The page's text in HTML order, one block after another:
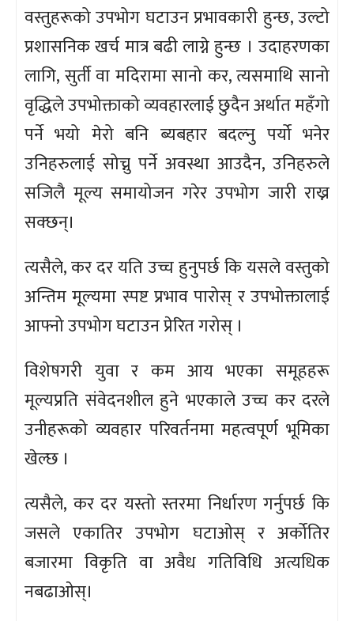
वस्तुहरूको उपभोग घटाउन प्रभावकारी हुन्छ, उल्टो
प्रशासनिक खर्च मात्र बढी लाग्ने हुन्छ । उदाहरणका
लागि, सुर्ती वा मदिरामा सानो कर, त्यसमाथि सानो
वृद्धिले उपभोक्ताको व्यवहारलाई छुदैन अर्थात महँगो
पर्ने भयो मेरो बनि ब्यबहार बदल्नु पर्यो भनेर
उनिहरुलाई सोच्नु पर्ने अवस्था आउदैन, उनिहरुले
सजिलै मूल्य समायोजन गरेर उपभोग जारी राख्न
सक्छन्।
त्यसैले, कर दर यति उच्च हुनुपर्छ कि यसले वस्तुको
अन्तिम मूल्यमा स्पष्ट प्रभाव पारोस् र उपभोक्तालाई
आफ्नो उपभोग घटाउन प्रेरित गरोस् ।
विशेषगरी युवा र कम आय भएका समूहहरू
मूल्यप्रति संवेदनशील हुने भएकाले उच्च कर दरले
उनीहरूको व्यवहार परिवर्तनमा महत्वपूर्ण भूमिका
खेल्छ ।
त्यसैले, कर दर यस्तो स्तरमा निर्धारण गर्नुपर्छ कि
जसले एकातिर उपभोग घटाओस् र अर्कोतिर
बजारमा विकृति वा अवैध गतिविधि अत्यधिक
नबढाओस्।